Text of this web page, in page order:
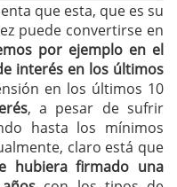
que esta, que es su
puede convertirse en
por ejemplo en el
interés en los últimos
en los últimos 10
, a pesar de sufrir
hasta los mínimos
claro está que
hubiera firmado una